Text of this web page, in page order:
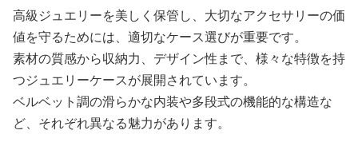
高級ジュエリーを美しく保管し、大切なアクセサリーの価
値を守るためには、適切なケース選びが重要です。
素材の質感から収納力、デザイン性まで、様々な特徴を持
つジュエリーケースが展開されています。
ベルベット調の滑らかな内装や多段式の機能的な構造な
ど、それぞれ異なる魅力があります。